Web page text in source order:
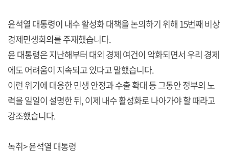
윤석열 대통령이 내수 활성화 대책을 논의하기 위해 15번째 비상
경제민생회의를 주재했습니다.
윤 대통령은 지난해부터 대외 경제 여건이 악화되면서 우리 경제
에도 어려움이 지속되고 있다고 말했습니다.
이런 위기에 대응한 민생 안정과 수출 확대 등 그동안 정부의 노
력을 일일이 설명한 뒤, 이제 내수 활성화로 나아가야 할 때라고
강조했습니다.
녹취> 윤석열 대통령